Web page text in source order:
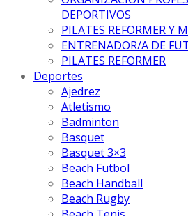
DEPORTIVOS
PILATES REFORMER Y
ENTRENADOR/A DE
PILATES REFORMER
Deportes
Ajedrez
Atletismo
Badminton
Basquet
Basquet 3×3
Beach Futbol
Beach Handball
Beach Rugby